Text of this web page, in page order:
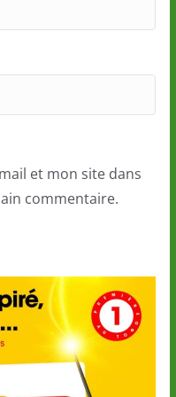
et mon site dans
commentaire.